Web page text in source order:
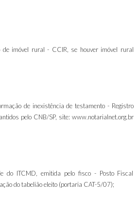
de imóvel rural - CCIR, se houver imóvel rural
de inexistência de testamento - Registro
pelo CNB/SP, site: www.notarialnet.org.br
do ITCMD, emitida pelo fisco - Posto Fiscal
do tabelião eleito (portaria CAT-5/07);